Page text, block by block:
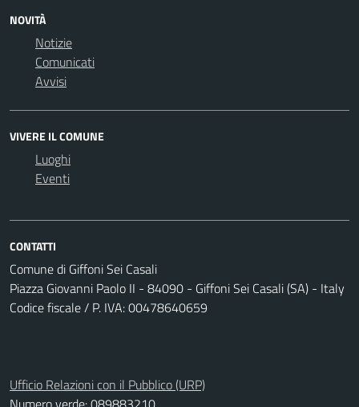
NOVITÀ
Notizie
Comunicati
Avvisi
VIVERE IL COMUNE
Luoghi
Eventi
CONTATTI
Comune di Giffoni Sei Casali
Piazza Giovanni Paolo II - 84090 - Giffoni Sei Casali (SA) - Italy
Codice fiscale / P. IVA: 00478640659
Ufficio Relazioni con il Pubblico (URP)